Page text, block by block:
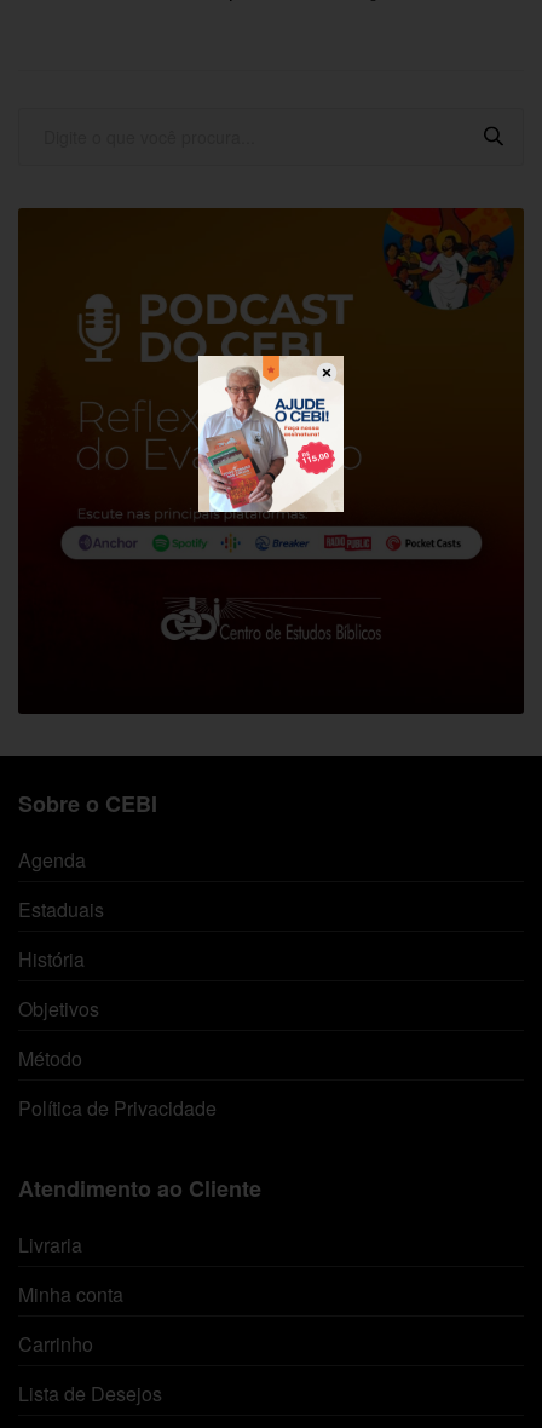
Sobre o CEBI
Agenda
Estaduais
História
Objetivos
Método
Política de Privacidade
Atendimento ao Cliente
Livraria
Minha conta
Carrinho
Lista de Desejos